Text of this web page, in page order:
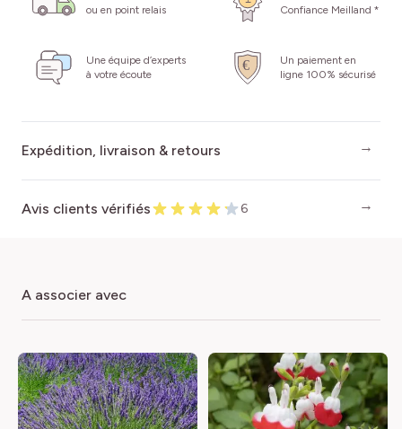
ou en point relais
Confiance Meilland *
Une équipe d’experts
à votre écoute
Un paiement en
ligne 100% sécurisé
Expédition, livraison & retours
Avis clients vérifiés 6
a associer avec